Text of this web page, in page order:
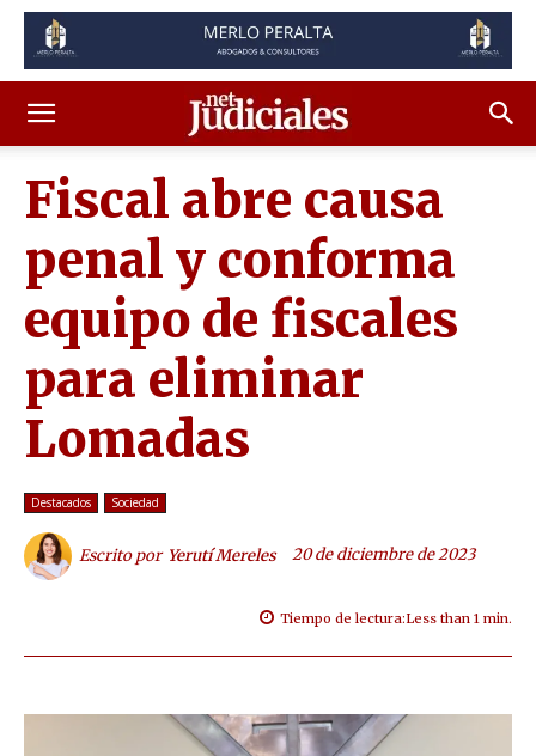
Fiscal abre causa
penal y conforma
equipo de fiscales
para eliminar
Lomadas
Destacados Sociedad
Escrito por Yerutí Mereles 20 de diciembre de 2023
Tiempo de lectura:Less than 1 min.